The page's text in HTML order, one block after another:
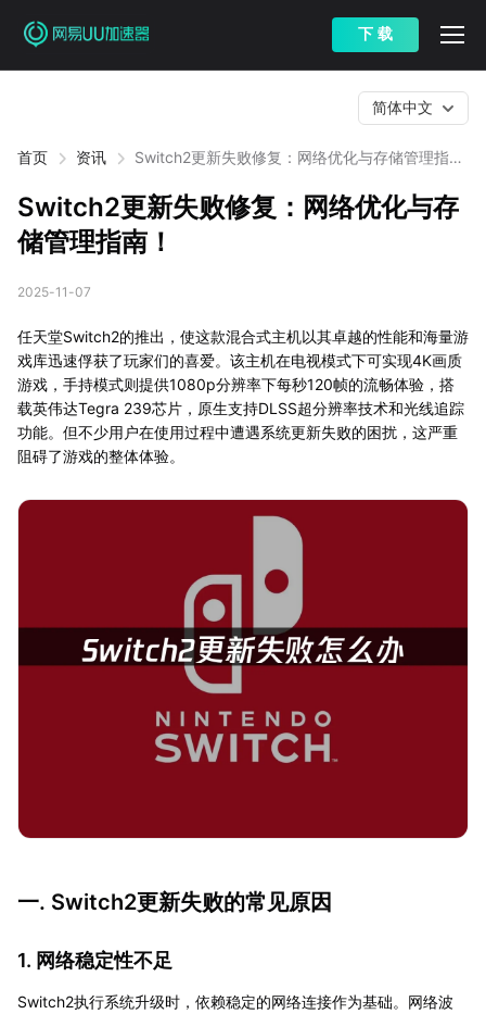
下 载
首页 资讯
Switch2更新失败修复：网络优化与存储管理指
简体中文
Switch2更新失败修复：网络优化与存
储管理指南！
2025-11-07
任天堂Switch2的推出，使这款混合式主机以其卓越的性能和海量游
戏库迅速俘获了玩家们的喜爱。该主机在电视模式下可实现4K画质
游戏，手持模式则提供1080p分辨率下每秒120帧的流畅体验，搭
载英伟达Tegra 239芯片，原生支持DLSS超分辨率技术和光线追踪
功能。但不少用户在使用过程中遭遇系统更新失败的困扰，这严重
阻碍了游戏的整体体验。
一. Switch2更新失败的常见原因
1. 网络稳定性不足
Switch2执行系统升级时，依赖稳定的网络连接作为基础。网络波